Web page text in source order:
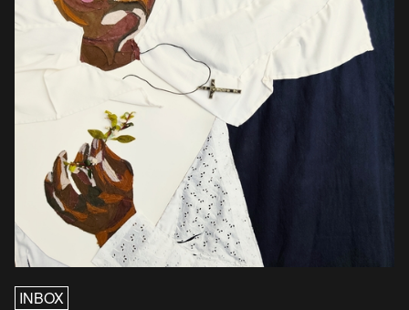
INBOX